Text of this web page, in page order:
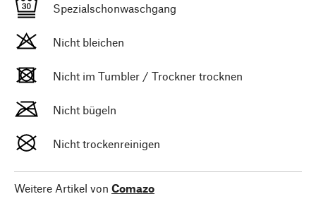
Spezialschonwaschgang
Nicht bleichen
Nicht im Tumbler / Trockner trocknen
Nicht bügeln
Nicht trockenreinigen
Weitere Artikel von Comazo